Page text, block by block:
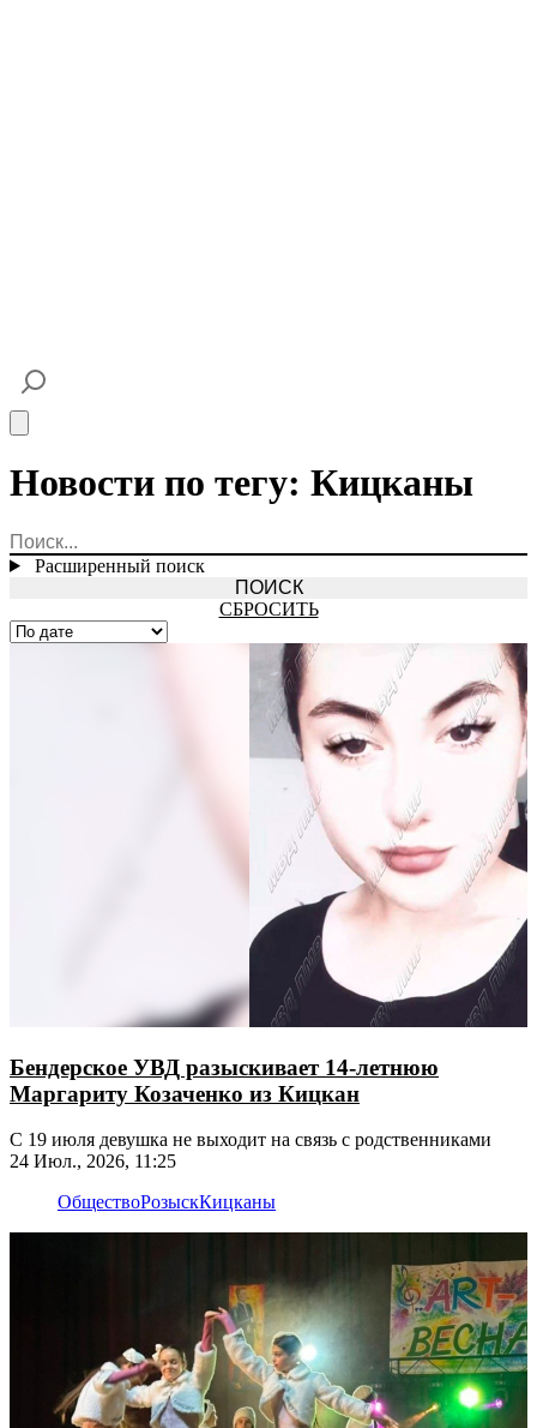
Новости по тегу: Кицканы
Расширенный поиск
СБРОСИТЬ
Бендерское УВД разыскивает 14-летнюю
Маргариту Козаченко из Кицкан
С 19 июля девушка не выходит на связь с родственниками
24 Июл., 2026, 11:25
ОбществоРозыскКицканы